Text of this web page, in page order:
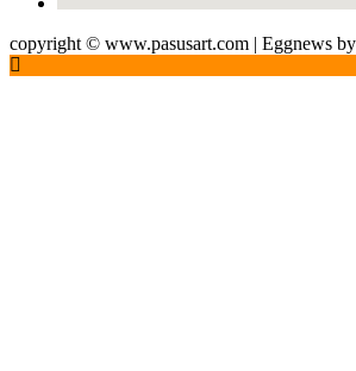
copyright © www.pasusart.com | Eggnews by